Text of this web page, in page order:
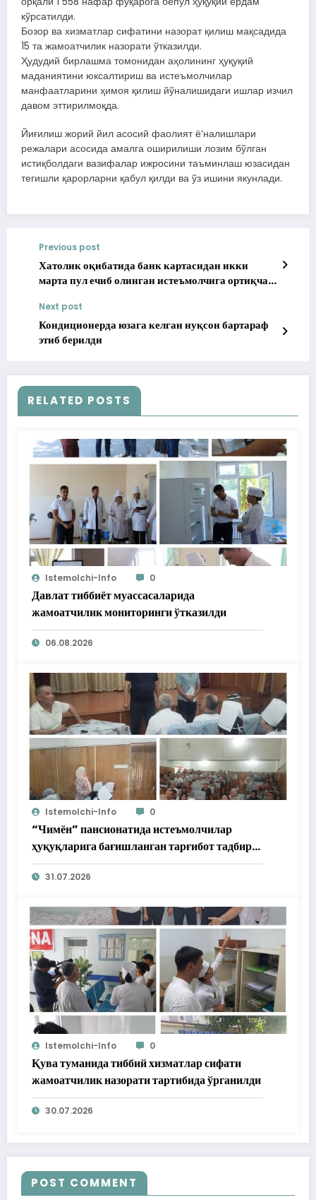
кўрсатилди.
Бозор ва хизматлар сифатини назорат қилиш мақсадида
15 та жамоатчилик назорати ўтказилди.
Ҳудудий бирлашма томонидан аҳолининг ҳуқуқий
маданиятини юксалтириш ва истеъмолчилар
манфаатларини ҳимоя қилиш йўналишидаги ишлар изчил
давом эттирилмоқда.
Йиғилиш жорий йил асосий фаолият ё‘налишлари
режалари асосида амалга оширилиши лозим бўлган
истиқболдаги вазифалар ижросини таъминлаш юзасидан
тегишли қарорларни қабул қилди ва ўз ишини якунлади.
Previous post
Хатолик оқибатида банк картасидан икки
марта пул ечиб олинган истеъмолчига ортиқча
Next post
Кондиционерда юзага келган нуқсон бартараф
этиб берилди
RELATED POSTS
Istemolchi-Info 0
Давлат тиббиёт муассасаларида
жамоатчилик мониторинги ўтказилди
06.08.2026
Istemolchi-Info 0
“Чимён” пансионатида истеъмолчилар
ҳуқуқларига бағишланган тарғибот тадбири
ўтказилди
31.07.2026
Istemolchi-Info 0
Қува туманида тиббий хизматлар сифати
жамоатчилик назорати тартибида ўрганилди
30.07.2026
POST COMMENT